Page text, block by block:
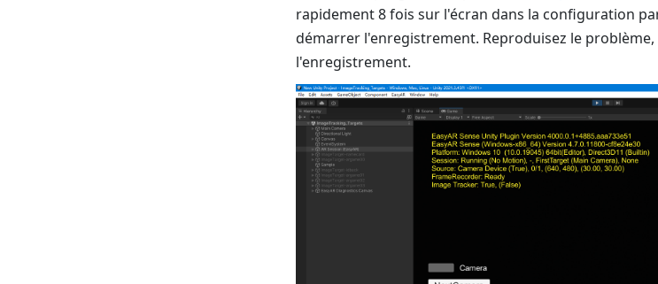
rapidement 8 fois sur l'écran dans la configuration
démarrer l'enregistrement. Reproduisez le
l'enregistrement.